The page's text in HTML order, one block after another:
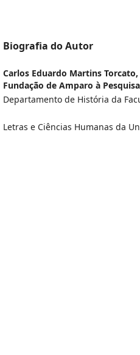
Biografia do Autor
Carlos Eduardo Martins Torcato,
Fundação de Amparo à
Departamento de História da
Letras e Ciências Humanas da